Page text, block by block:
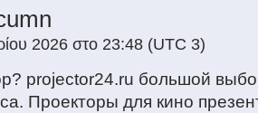
2026 στο 23:48 (UTC 3)
projector24.ru большой
Проекторы для кино